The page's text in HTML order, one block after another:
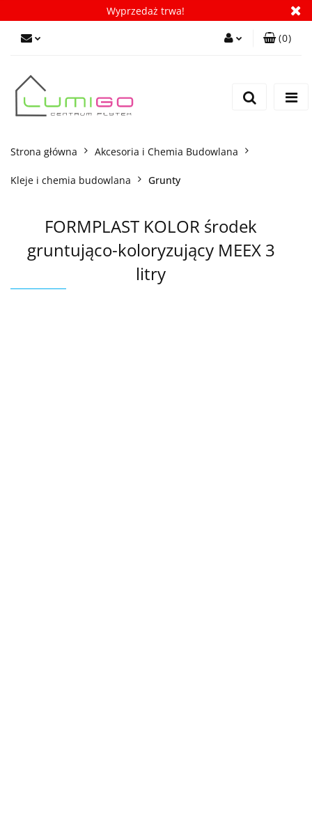
Wyprzedaż trwa!
(0)
Strona główna Akcesoria i Chemia Budowlana
Kleje i chemia budowlana Grunty
FORMPLAST KOLOR środek
gruntująco-koloryzujący MEEX 3
litry